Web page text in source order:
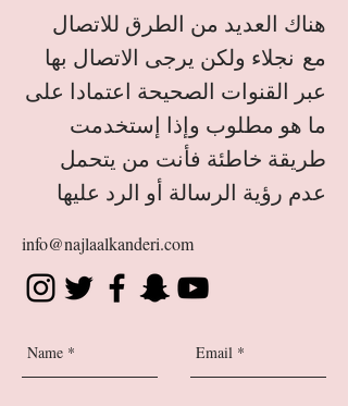
info@najlaalkanderi.com
هناك العديد من الطرق للاتصال
مع نجلاء ولكن يرجى الاتصال بها
عبر القنوات الصحيحة اعتمادا على
ما هو مطلوب وإذا إستخدمت
طريقة خاطئة فأنت من يتحمل
عدم رؤية الرسالة أو الرد عليها